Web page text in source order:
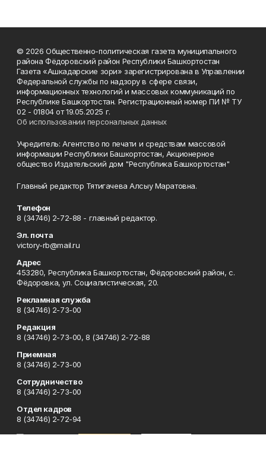
© 2026 Общественно-политическая газета муниципального
района Фёдоровский район Республики Башкортостан
Газета «Ашкадарские зори» зарегистрирована в Управлении
Федеральной службы по надзору в сфере связи,
информационных технологий и массовых коммуникаций по
Республике Башкортостан. Регистрационный номер ПИ № ТУ
02 - 01804 от 19.05.2025 г.
Об использовании персональных данных
Учредитель: Агентство по печати и средствам массовой
информации Республики Башкортостан, Акционерное
общество Издательский дом "Республика Башкортостан"
Главный редактор Тятигачева Алсыу Маратовна.
Телефон
8 (34746) 2-72-88 - главный редактор.
Эл. почта
victory-rb@mail.ru
Адрес
453280, Республика Башкортостан, Фёдоровский район, с.
Фёдоровка, ул. Социалистическая, 20.
Рекламная служба
8 (34746) 2-73-00
Редакция
8 (34746) 2-73-00, 8 (34746) 2-72-88
Приемная
8 (34746) 2-73-00
Сотрудничество
8 (34746) 2-73-00
Отдел кадров
8 (34746) 2-72-94